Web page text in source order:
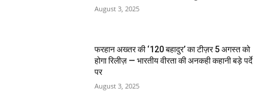
August 3, 2025
फरहान अख्तर की ‘120 बहादुर’ का टीज़र 5 अगस्त को
होगा रिलीज़ — भारतीय वीरता की अनकही कहानी बड़े पर्दे
पर
August 3, 2025